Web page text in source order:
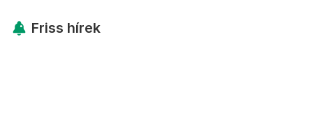
Friss hírek